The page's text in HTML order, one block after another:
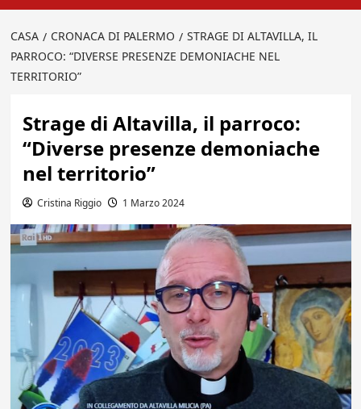
CASA CRONACA DI PALERMO
STRAGE DI ALTAVILLA, IL
PARROCO: “DIVERSE PRESENZE DEMONIACHE NEL
TERRITORIO”
Strage di Altavilla, il parroco:
“Diverse presenze demoniache
nel territorio”
Cristina Riggio 1 Marzo 2024